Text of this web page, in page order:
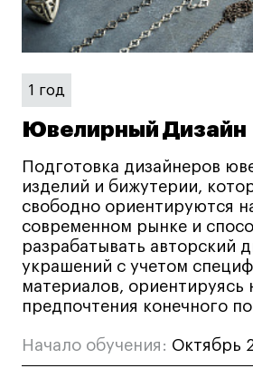
дверей
дверей
События
События
Истории успеха
Истории успеха
Работы студентов
Работы студентов
Universal University
Universal University
EN
EN
1 год
Ювелирный Дизайн
Подготовка дизайнеров
изделий и бижутерии,
свободно ориентируются
современном рынке и
разрабатывать авторский
украшений с учетом
материалов, ориентируясь
предпочтения конечного
Начало обучения: Октябрь